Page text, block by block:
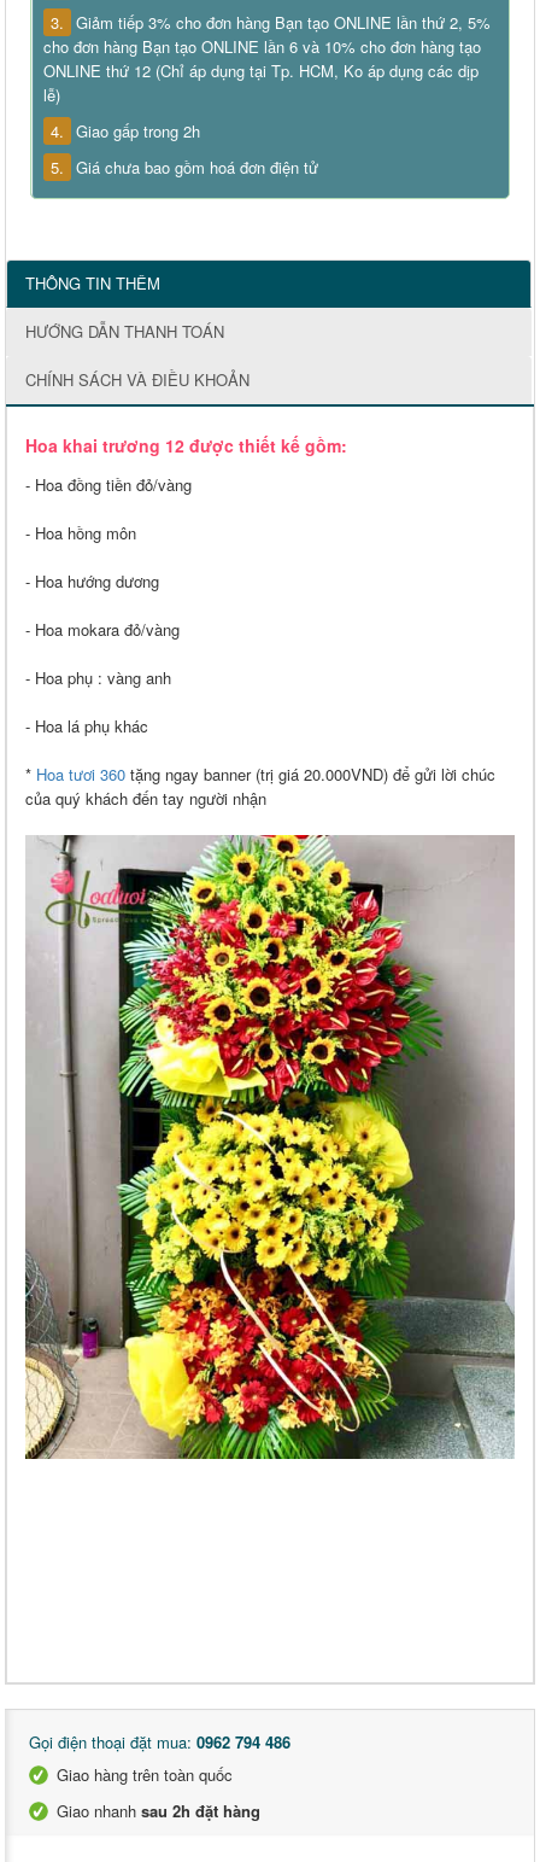
3. Giảm tiếp 3% cho đơn hàng Bạn tạo ONLINE lần thứ 2, 5%
cho đơn hàng Bạn tạo ONLINE lần 6 và 10% cho đơn hàng tạo
ONLINE thứ 12 (Chỉ áp dụng tại Tp. HCM, Ko áp dụng các dịp
lễ)
4. Giao gấp trong 2h
5. Giá chưa bao gồm hoá đơn điện tử
THÔNG TIN THÊM
HƯỚNG DẪN THANH TOÁN
CHÍNH SÁCH VÀ ĐIỀU KHOẢN
Hoa khai trương 12 được thiết kế gồm:
- Hoa đồng tiền đỏ/vàng
- Hoa hồng môn
- Hoa hướng dương
- Hoa mokara đỏ/vàng
- Hoa phụ : vàng anh
- Hoa lá phụ khác
* Hoa tươi 360 tặng ngay banner (trị giá 20.000VND) để gửi lời chúc
của quý khách đến tay người nhận
Gọi điện thoại đặt mua: 0962 794 486
Giao hàng trên toàn quốc
Giao nhanh sau 2h đặt hàng